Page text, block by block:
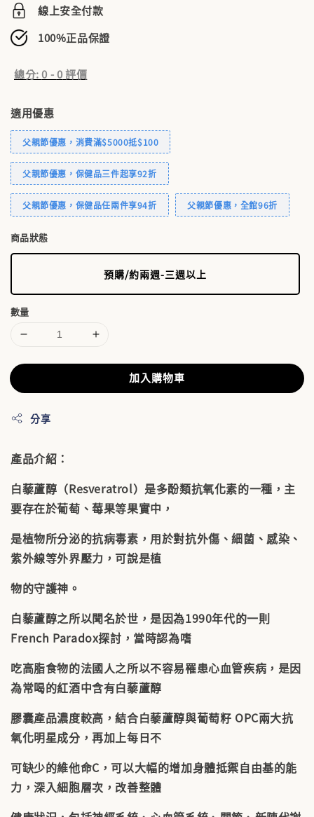
線上安全付款
100%正品保證
總分:0 -0評價
適用優惠
父親節優惠，消費滿$5000抵$100
父親節優惠，保健品三件起享92折
父親節優惠，保健品任兩件享94折 父親節優惠，全館96折
商品狀態
預購/約兩週-三週以上
數量
加入購物車
分享
產品介紹：
白藜蘆醇（Resveratrol）是多酚類抗氧化素的一種，主
要存在於葡萄、莓果等果實中，
是植物所分泌的抗病毒素，用於對抗外傷、細菌、感染、
紫外線等外界壓力，可說是植
物的守護神。
白藜蘆醇之所以聞名於世，是因為1990年代的一則
French Paradox探討，當時認為嗜
吃高脂食物的法國人之所以不容易罹患心血管疾病，是因
為常喝的紅酒中含有白藜蘆醇
膠囊產品濃度較高，結合白藜蘆醇與葡萄籽 OPC兩大抗
氧化明星成分，再加上每日不
可缺少的維他命C，可以大幅的增加身體抵禦自由基的能
力，深入細胞層次，改善整體